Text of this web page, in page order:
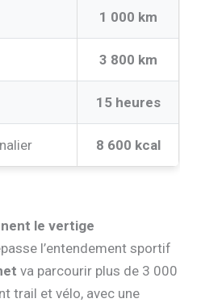
1 000 km
3 800 km
15 heures
8 600 kcal
le vertige
l’entendement sportif
va parcourir plus de 3 000
trail et vélo, avec une